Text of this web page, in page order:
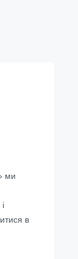
ми
в